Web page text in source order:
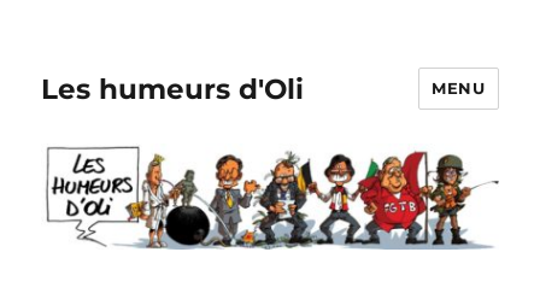
Les humeurs d'Oli MENU